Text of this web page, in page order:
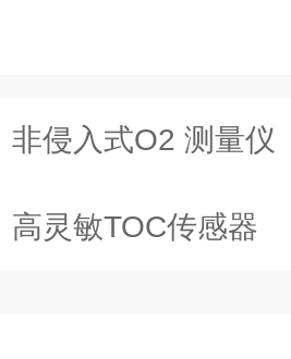
非侵入式O2 测量仪
高灵敏TOC传感器